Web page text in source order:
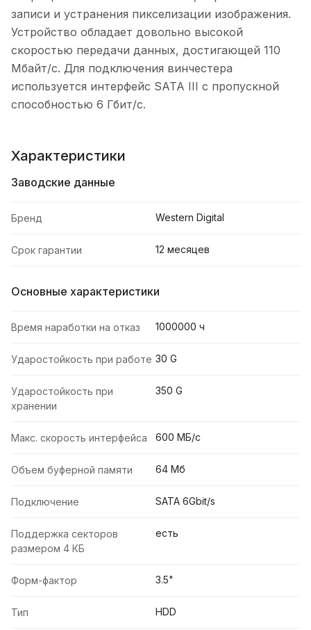
записи и устранения пикселизации изображения.
Устройство обладает довольно высокой
скоростью передачи данных, достигающей 110
Мбайт/с. Для подключения винчестера
используется интерфейс SATA III с пропускной
способностью 6 Гбит/с.
Характеристики
Заводские данные
Бренд Western Digital
Срок гарантии 12 месяцев
Основные характеристики
Время наработки на отказ 1000000 ч
Ударостойкость при работе 30 G
Ударостойкость при
хранении
350 G
Макс. скорость интерфейса 600 МБ/с
Объем буферной памяти 64 Мб
Подключение SATA 6Gbit/s
Поддержка секторов
размером 4 КБ
есть
Форм-фактор 3.5"
Тип HDD